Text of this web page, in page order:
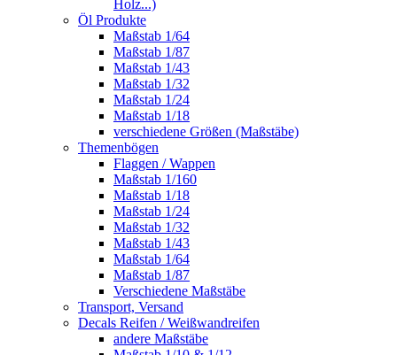
Holz...)
Öl Produkte
Maßstab 1/64
Maßstab 1/87
Maßstab 1/43
Maßstab 1/32
Maßstab 1/24
Maßstab 1/18
verschiedene Größen (Maßstäbe)
Themenbögen
Flaggen / Wappen
Maßstab 1/160
Maßstab 1/18
Maßstab 1/24
Maßstab 1/32
Maßstab 1/43
Maßstab 1/64
Maßstab 1/87
Verschiedene Maßstäbe
Transport, Versand
Decals Reifen / Weißwandreifen
andere Maßstäbe